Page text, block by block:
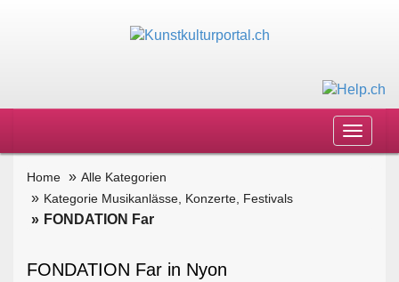
Toggle
Home
Alle Kategorien
Kategorie Musikanlässe, Konzerte, Festivals
FONDATION Far
FONDATION Far in Nyon